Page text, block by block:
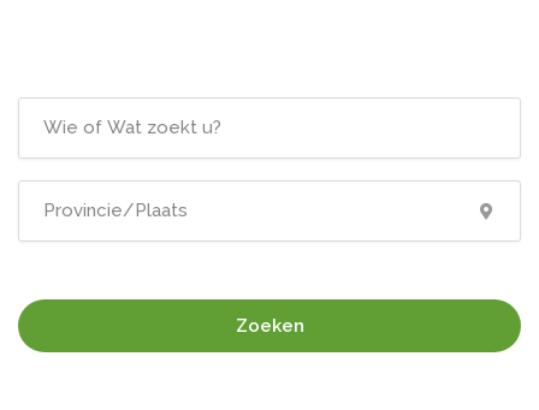
Zoeken